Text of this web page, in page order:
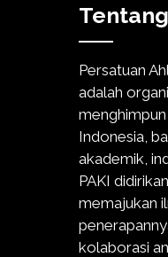
Tentang
Persatuan
adalah
Indonesia,
akademik,
PAKI
memajukan
kolaborasi